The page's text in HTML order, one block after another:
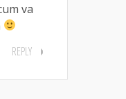
va
REPLY